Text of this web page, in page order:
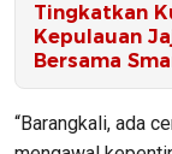
Tingkatkan
Kepulauan
Bersama
“Barangkali, ada